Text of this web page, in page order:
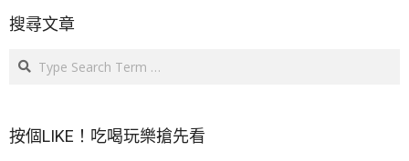
搜尋文章
Search
按個LIKE！吃喝玩樂搶先看